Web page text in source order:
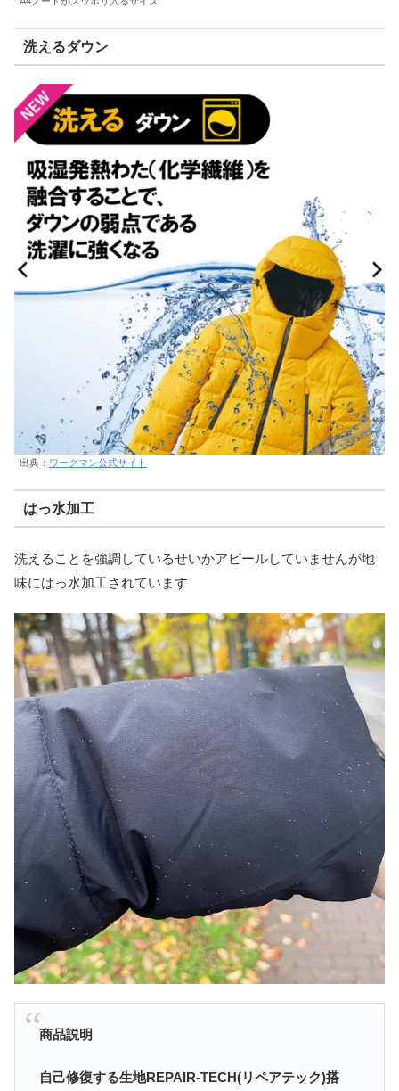
洗えるダウン
出典： ワークマン公式サイト
はっ水加工
洗えることを強調しているせいかアピールしていませんが地
味にはっ水加工されています
商品説明
自己修復する生地REPAIR-TECH(リペアテック)搭